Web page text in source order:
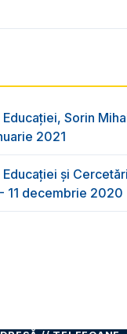
Sorin
2021
și
11 decembrie 2020